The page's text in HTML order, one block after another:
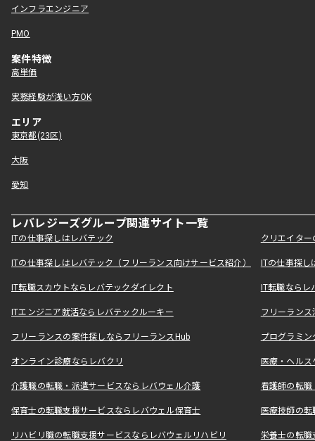
インフラエンジニア
PMO
案件特徴
高単価
実務経験が浅い方OK
エリア
東京都(23区)
大阪
愛知
レバレジーズグループ関連サイト一覧
ITの仕事探しはレバテック クリエイタ
ITの仕事探しはレバテック（フリーランス向けサービス紹介） ITの仕事探
IT転職スカウトならレバテックダイレクト IT転職なら
ITエンジニア就活ならレバテックルーキー フリーラン
フリーランスの案件探しならフリーランスHub プログラミ
オンライン診療ならレバクリ 医療・ヘル
介護職の転職・派遣サービスならレバウェル介護 看護師の転
保育士の転職支援サービスならレバウェル保育士 医療技師の
リハビリ職の転職支援サービスならレバウェルリハビリ 栄養士の転